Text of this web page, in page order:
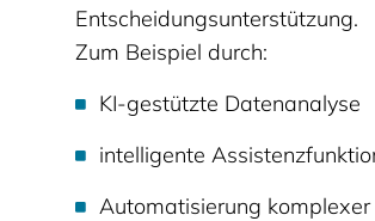
Entscheidungsunterstützung.
Zum Beispiel durch:
KI-gestützte Datenanalyse
intelligente
Automatisierung